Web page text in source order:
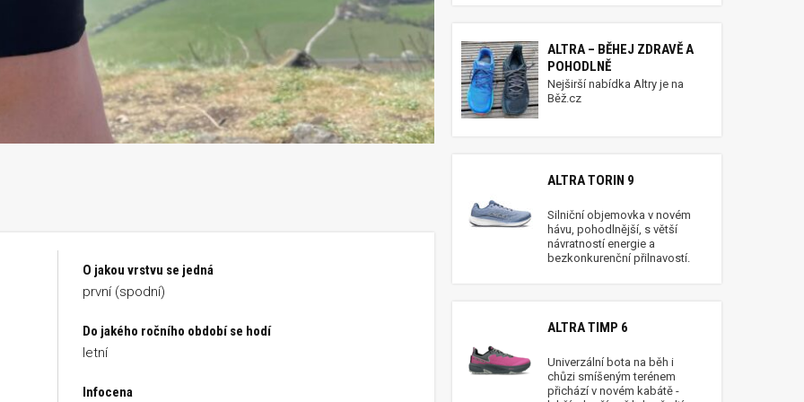
O jakou vrstvu se jedná
první (spodní)
Do jakého ročního období se hodí
letní
Infocena
ALTRA – BĚHEJ ZDRAVĚ A
POHODLNĚ
Nejširší nabídka Altry je na
Běž.cz
ALTRA TORIN 9
Silniční objemovka v novém
hávu, pohodlnější, s větší
návratností energie a
bezkonkurenční přilnavostí.
ALTRA TIMP 6
Univerzální bota na běh i
chůzi smíšeným terénem
přichází v novém kabátě -